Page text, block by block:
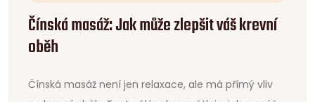
Čínská masáž: Jak může zlepšit váš krevní
oběh
Čínská masáž není jen relaxace, ale má přímý vliv